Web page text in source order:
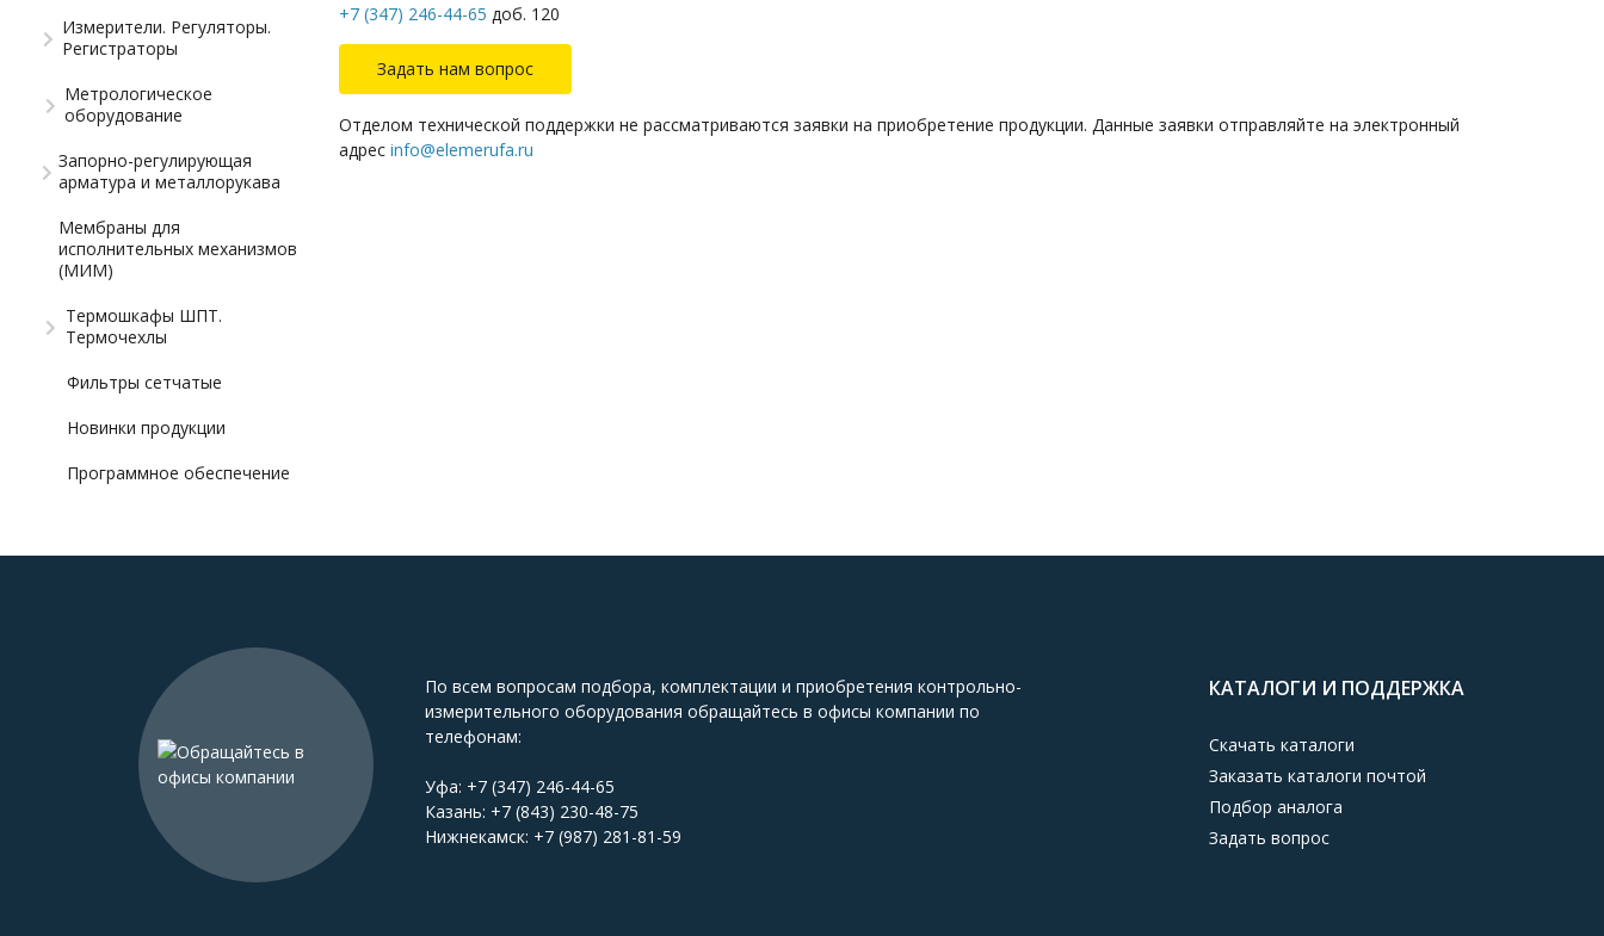
Измерители. Регуляторы.
Регистраторы
Метрологическое
оборудование
Запорно-регулирующая
арматура и металлорукава
Мембраны для
исполнительных механизмов
(МИМ)
Термошкафы ШПТ.
Термочехлы
Фильтры сетчатые
Новинки продукции
Программное обеспечение
+7 (347) 246-44-65 доб. 120
Задать нам вопрос
Отделом технической поддержки не рассматриваются заявки на приобретение продукции. Данные заявки отправляйте на электронный
адрес info@elemerufa.ru
По всем вопросам подбора, комплектации и приобретения контрольно-
измерительного оборудования обращайтесь в офисы компании по
телефонам:
Уфа: +7 (347) 246-44-65
Казань: +7 (843) 230-48-75
Нижнекамск: +7 (987) 281-81-59
КАТАЛОГИ И ПОДДЕРЖКА
Скачать каталоги
Заказать каталоги почтой
Подбор аналога
Задать вопрос